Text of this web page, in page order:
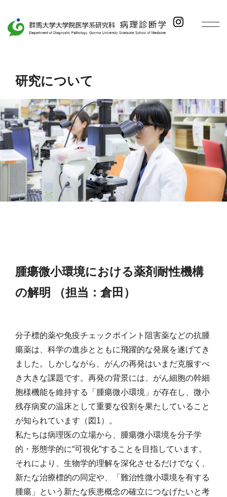
研究について
腫瘍微小環境における薬剤耐性機構
の解明 （担当：倉田）
分子標的薬や免疫チェックポイント阻害薬などの抗腫
瘍薬は、科学の進歩とともに飛躍的な発展を遂げてき
ました。しかしながら、がんの再発はいまだ克服すべ
き大きな課題です。再発の背景には、がん細胞の幹細
胞様機能を維持する「腫瘍微小環境」が存在し、微小
残存病変の温床として重要な役割を果たしていること
が知られています（図1）。
私たちは病理医の立場から、腫瘍微小環境を分子学
的・形態学的に“可視化”することを目指しています。
それにより、生物学的理解を深化させるだけでなく、
新たな治療標的の同定や、「難治性微小環境を有する
腫瘍」という新たな疾患概念の確立につなげたいと考